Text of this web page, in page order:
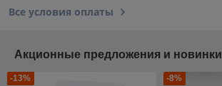
Все условия оплаты
Акционные предложения и новинки
-13% -8%